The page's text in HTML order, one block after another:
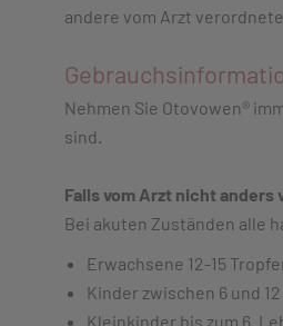
andere vom Arzt
Nehmen Sie Otovowen®
sind.
Falls vom Arzt nicht
Bei akuten Zuständen alle
Erwachsene 12-15
Kinder zwischen 6 und
Kleinkinder bis zum 6.